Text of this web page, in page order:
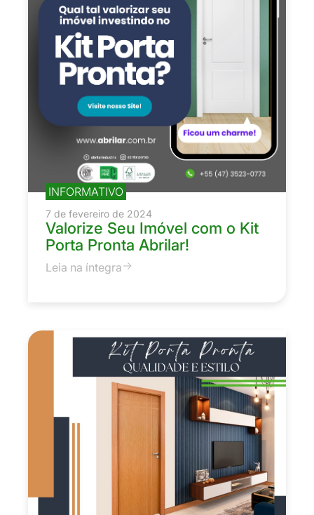
INFORMATIVO
7 de fevereiro de 2024
Valorize Seu Imóvel com o Kit
Porta Pronta Abrilar!
Leia na íntegra